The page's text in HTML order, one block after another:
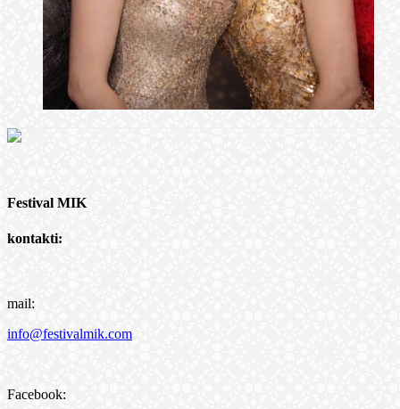
Festival MIK
kontakti:
mail:
info@festivalmik.com
Facebook: